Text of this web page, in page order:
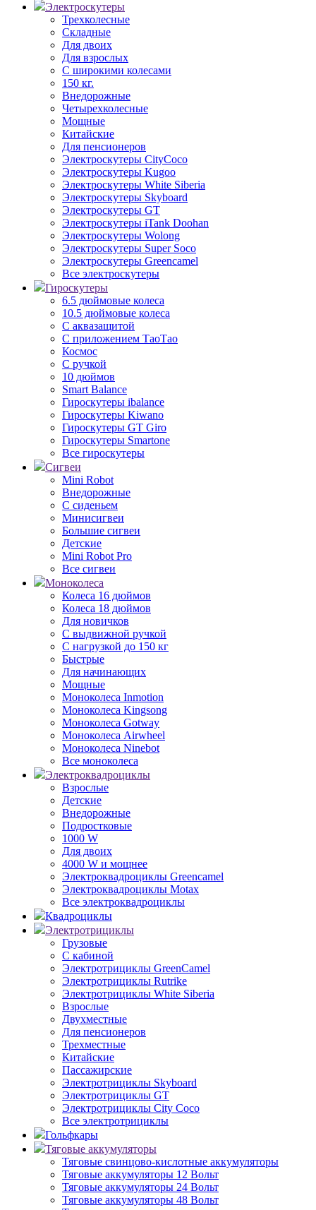
Электроскутеры
Трехколесные
Складные
Для двоих
Для взрослых
С широкими колесами
150 кг.
Внедорожные
Четырехколесные
Мощные
Китайские
Для пенсионеров
Электроскутеры CityCoco
Электроскутеры Kugoo
Электроскутеры White Siberia
Электроскутеры Skyboard
Электроскутеры GT
Электроскутеры iTank Doohan
Электроскутеры Wolong
Электроскутеры Super Soco
Электроскутеры Greencamel
Все электроскутеры
Гироскутеры
6.5 дюймовые колеса
10.5 дюймовые колеса
С аквазащитой
С приложением ТаоТао
Космос
С ручкой
10 дюймов
Smart Balance
Гироскутеры ibalance
Гироскутеры Kiwano
Гироскутеры GT Giro
Гироскутеры Smartone
Все гироскутеры
Сигвеи
Mini Robot
Внедорожные
С сиденьем
Минисигвеи
Большие сигвеи
Детские
Mini Robot Pro
Все сигвеи
Моноколеса
Колеса 16 дюймов
Колеса 18 дюймов
Для новичков
С выдвижной ручкой
С нагрузкой до 150 кг
Быстрые
Для начинающих
Мощные
Моноколеса Inmotion
Моноколеса Kingsong
Моноколеса Gotway
Моноколеса Airwheel
Моноколеса Ninebot
Все моноколеса
Электроквадроциклы
Взрослые
Детские
Внедорожные
Подростковые
1000 W
Для двоих
4000 W и мощнее
Электроквадроциклы Greencamel
Электроквадроциклы Motax
Все электроквадроциклы
Квадроциклы
Электротрициклы
Грузовые
С кабиной
Электротрициклы GreenCamel
Электротрициклы Rutrike
Электротрициклы White Siberia
Взрослые
Двухместные
Для пенсионеров
Трехместные
Китайские
Пассажирские
Электротрициклы Skyboard
Электротрициклы GT
Электротрициклы City Coco
Все электротрициклы
Гольфкары
Тяговые аккумуляторы
Тяговые свинцово-кислотные аккумуляторы
Тяговые аккумуляторы 12 Вольт
Тяговые аккумуляторы 24 Вольт
Тяговые аккумуляторы 48 Вольт